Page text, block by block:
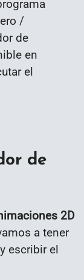
/
de
en
el
de
2D
a tener
escribir el